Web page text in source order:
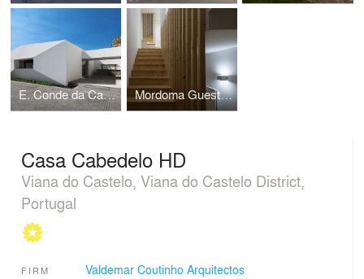
E. Conde da Carreira Mordoma Guest House
Casa Cabedelo HD
Viana do Castelo, Viana do Castelo District,
Portugal
FIRM Valdemar Coutinho Arquitectos